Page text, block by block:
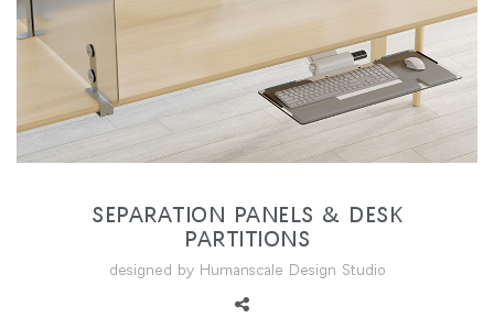
지역 설정
Opens
to
Facebook
Opens
Twitter
Opens
to
Linkedin
Opens
to
Instagram
Opens
Humanscale
Opens
to
Pinterest
Opens
to
YouTube
SEPARATION PANELS & DESK
PARTITIONS
designed by Humanscale Design Studio